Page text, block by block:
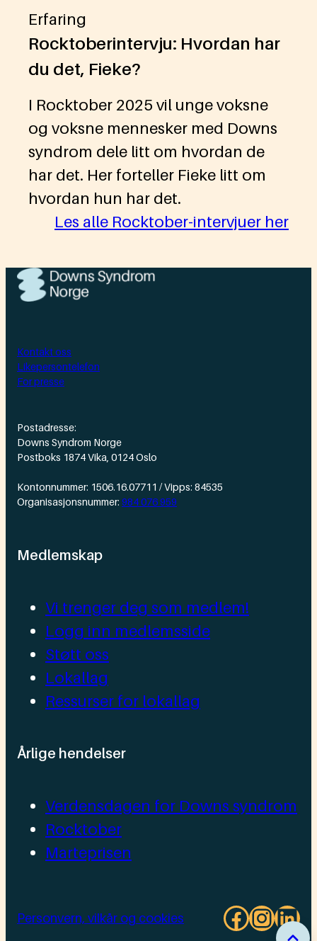
Erfaring
Rocktoberintervju: Hvordan har
du det, Fieke?
I Rocktober 2025 vil unge voksne
og voksne mennesker med Downs
syndrom dele litt om hvordan de
har det. Her forteller Fieke litt om
hvordan hun har det.
Les alle Rocktober-intervjuer her
Kontakt oss
Likepersontelefon
For presse
Postadresse:
Downs Syndrom Norge
Postboks 1874 Vika, 0124 Oslo
Kontonnummer: 1506.16.07711 / Vipps: 84535
Organisasjonsnummer: 984 076 959
Medlemskap
Vi trenger deg som medlem!
Logg inn medlemsside
Støtt oss
Lokallag
Ressurser for lokallag
Årlige hendelser
Verdensdagen for Downs syndrom
Rocktober
Marteprisen
Personvern, vilkår og cookies